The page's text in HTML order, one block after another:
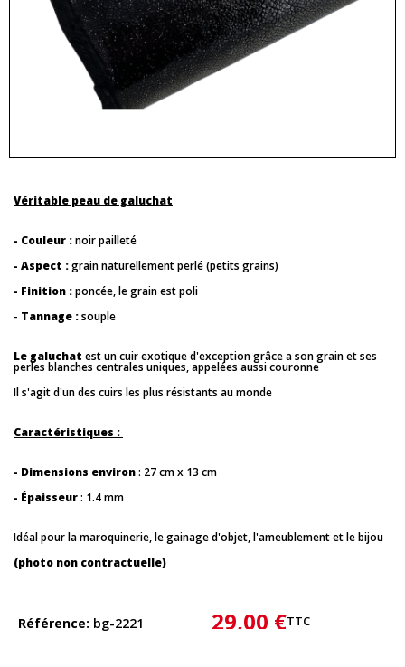
Véritable peau de galuchat
- Couleur :noir pailleté
- Aspect :grain naturellement perlé (petits grains)
- Finition :poncée, le grain est poli
- Tannage :souple
Le galuchat est un cuir exotique d'exception grâce a son grain et ses
perles blanches centrales uniques, appelées aussi couronne
Il s'agit d'un des cuirs les plus résistants au monde
Caractéristiques :
- Dimensions environ: 27 cm x 13 cm
- Épaisseur: 1.4 mm
Idéal pour la maroquinerie, le gainage d'objet, l'ameublement et le bijou
(photo non contractuelle)
Référence bg-2221 29,00 €TTC